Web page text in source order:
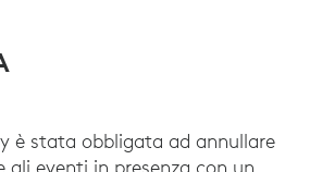
è stata obbligata ad annullare
eventi in presenza con un